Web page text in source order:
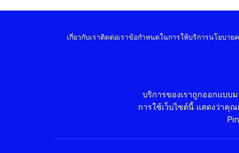
เกี่ยวกับเราติดต่อเราข้อกำหนดในการให้บริการนโยบาย
บริการของเราถูกออกแบบ
การใช้เว็บไซต์นี้ แสดงว่าคุ